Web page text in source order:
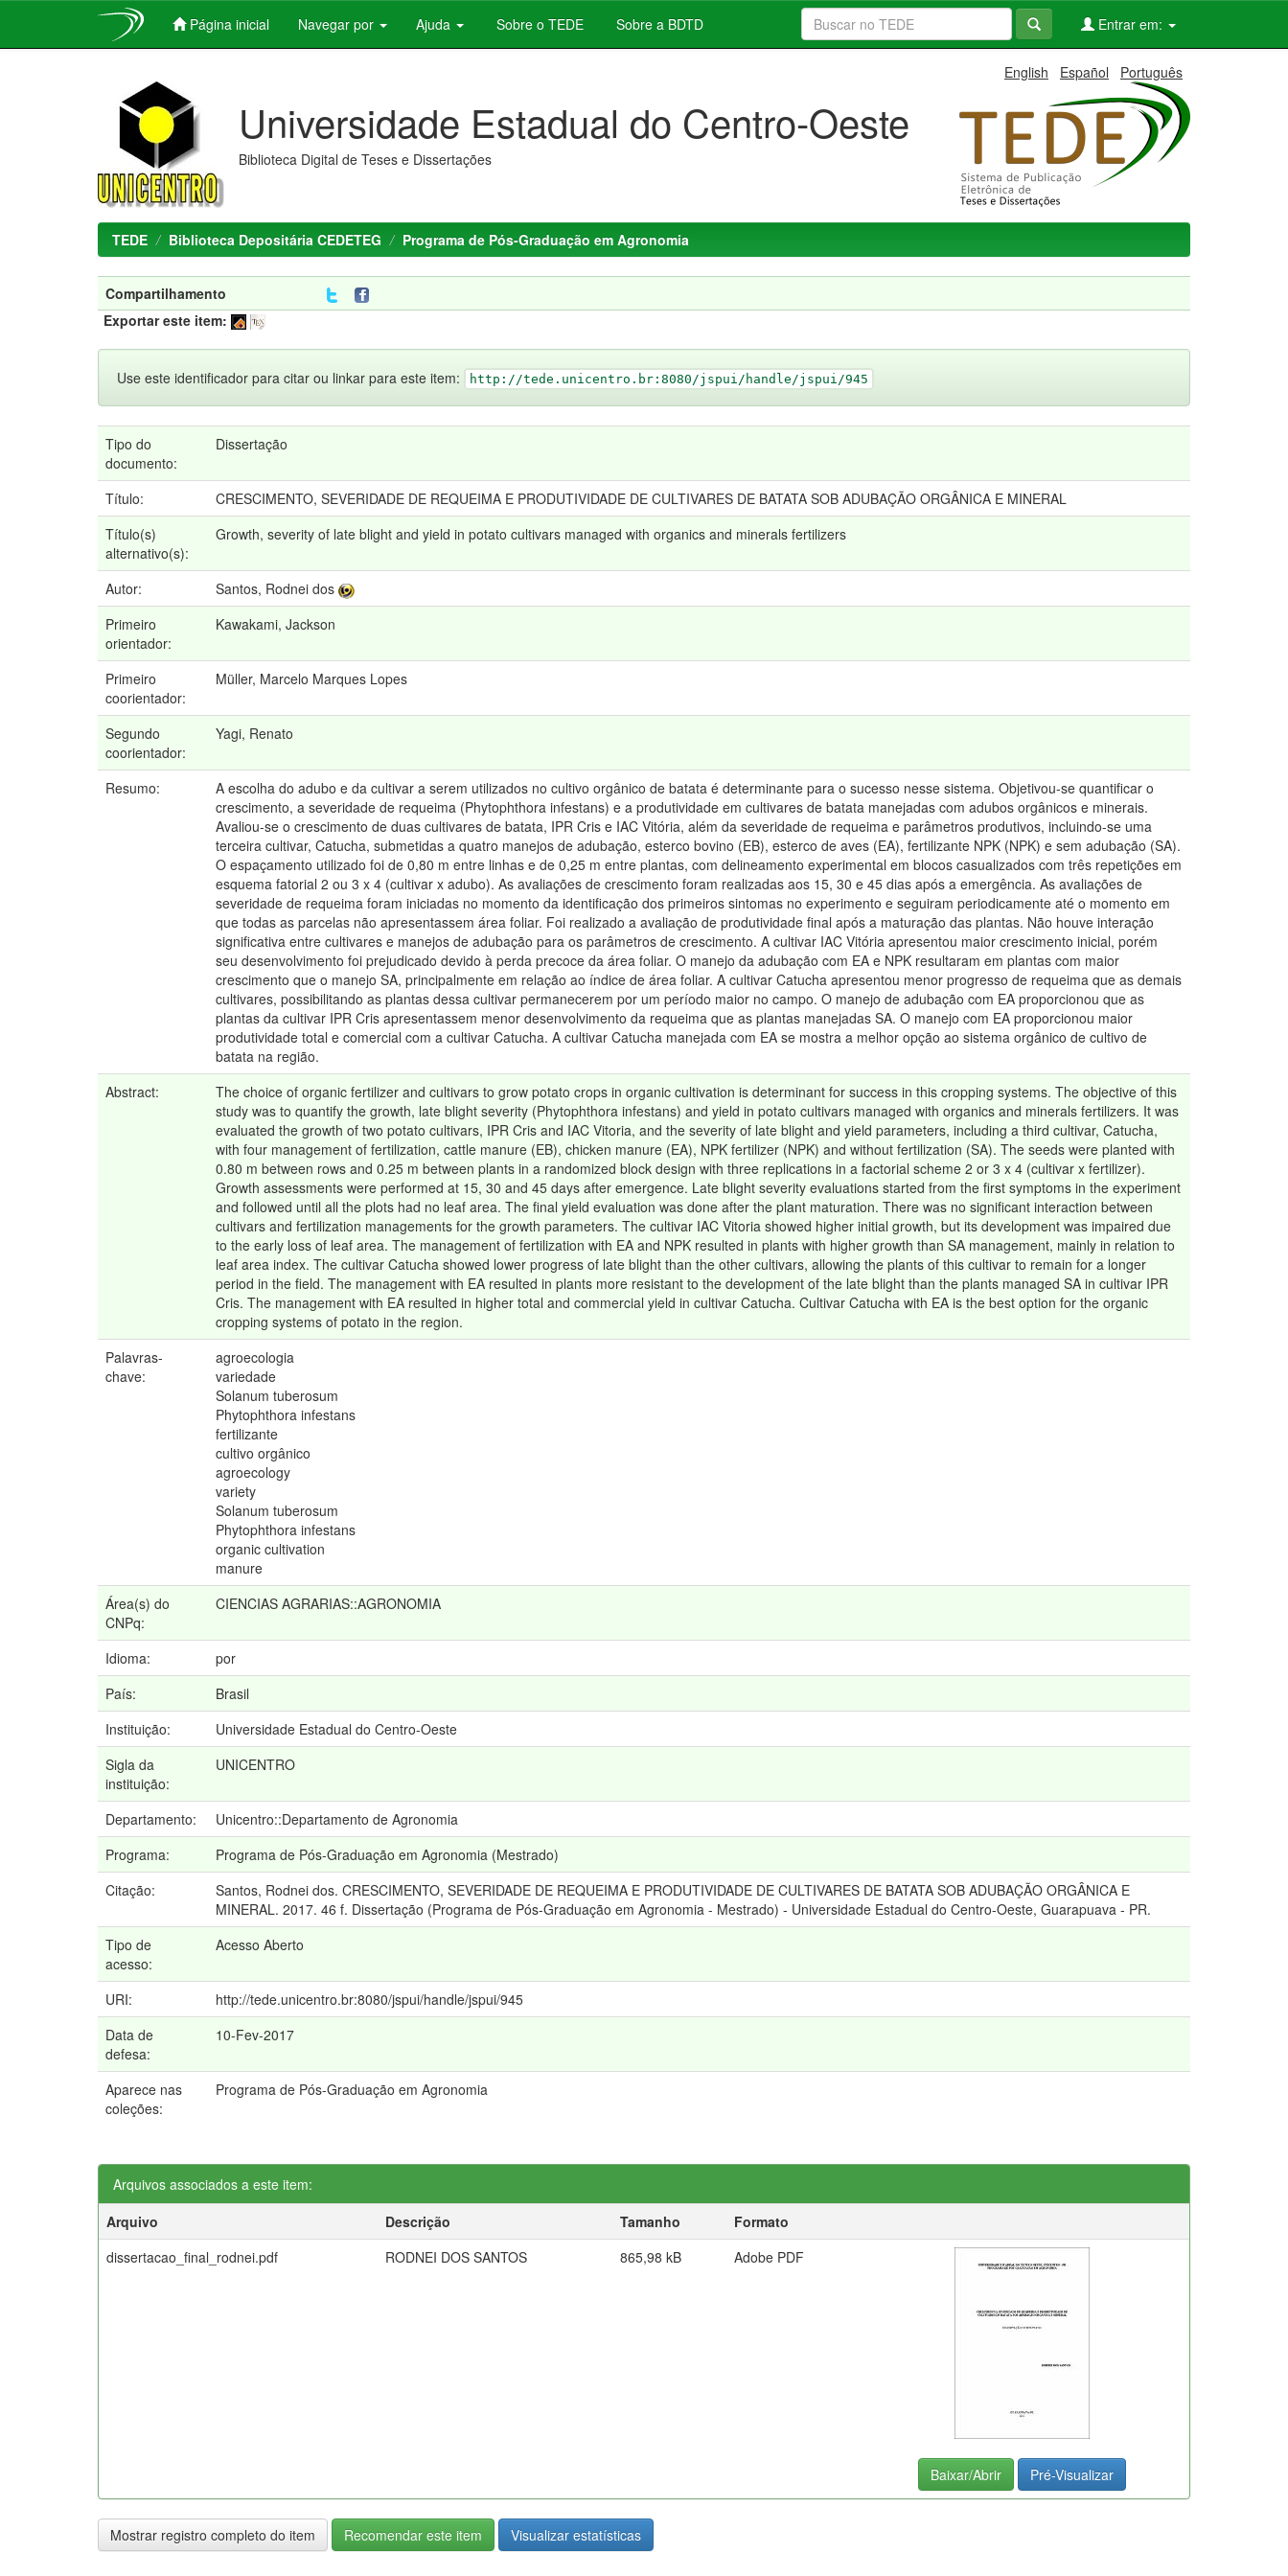
Página inicial Navegar por Ajuda Sobre o TEDE Sobre a BDTD Entrar em:
English Español Português
Universidade Estadual do Centro-Oeste
Biblioteca Digital de Teses e Dissertações
TEDE Biblioteca Depositária CEDETEG Programa de Pós-Graduação em Agronomia
Compartilhamento
Exportar este item:
Use este identificador para citar ou linkar para este item: http://tede.unicentro.br:8080/jspui/handle/jspui/945
Tipo do
documento:
Dissertação
Título:
CRESCIMENTO, SEVERIDADE DE REQUEIMA E PRODUTIVIDADE DE CULTIVARES DE BATATA SOB ADUBAÇÃO ORGÂNICA E MINERAL
Título(s)
alternativo(s):
Growth, severity of late blight and yield in potato cultivars managed with organics and minerals fertilizers
Autor:
Santos, Rodnei dos
Primeiro
orientador:
Kawakami, Jackson
Primeiro
coorientador:
Müller, Marcelo Marques Lopes
Segundo
coorientador:
Yagi, Renato
Resumo:
A escolha do adubo e da cultivar a serem utilizados no cultivo orgânico de batata é determinante para o sucesso nesse sistema. Objetivou-se quantificar o
crescimento, a severidade de requeima (Phytophthora infestans) e a produtividade em cultivares de batata manejadas com adubos orgânicos e minerais.
Avaliou-se o crescimento de duas cultivares de batata, IPR Cris e IAC Vitória, além da severidade de requeima e parâmetros produtivos, incluindo-se uma
terceira cultivar, Catucha, submetidas a quatro manejos de adubação, esterco bovino (EB), esterco de aves (EA), fertilizante NPK (NPK) e sem adubação (SA).
O espaçamento utilizado foi de 0,80 m entre linhas e de 0,25 m entre plantas, com delineamento experimental em blocos casualizados com três repetições em
esquema fatorial 2 ou 3 x 4 (cultivar x adubo). As avaliações de crescimento foram realizadas aos 15, 30 e 45 dias após a emergência. As avaliações de
severidade de requeima foram iniciadas no momento da identificação dos primeiros sintomas no experimento e seguiram periodicamente até o momento em
que todas as parcelas não apresentassem área foliar. Foi realizado a avaliação de produtividade final após a maturação das plantas. Não houve interação
significativa entre cultivares e manejos de adubação para os parâmetros de crescimento. A cultivar IAC Vitória apresentou maior crescimento inicial, porém
seu desenvolvimento foi prejudicado devido à perda precoce da área foliar. O manejo da adubação com EA e NPK resultaram em plantas com maior
crescimento que o manejo SA, principalmente em relação ao índice de área foliar. A cultivar Catucha apresentou menor progresso de requeima que as demais
cultivares, possibilitando as plantas dessa cultivar permanecerem por um período maior no campo. O manejo de adubação com EA proporcionou que as
plantas da cultivar IPR Cris apresentassem menor desenvolvimento da requeima que as plantas manejadas SA. O manejo com EA proporcionou maior
produtividade total e comercial com a cultivar Catucha. A cultivar Catucha manejada com EA se mostra a melhor opção ao sistema orgânico de cultivo de
batata na região.
Abstract:
The choice of organic fertilizer and cultivars to grow potato crops in organic cultivation is determinant for success in this cropping systems. The objective of this
study was to quantify the growth, late blight severity (Phytophthora infestans) and yield in potato cultivars managed with organics and minerals fertilizers. It was
evaluated the growth of two potato cultivars, IPR Cris and IAC Vitoria, and the severity of late blight and yield parameters, including a third cultivar, Catucha,
with four management of fertilization, cattle manure (EB), chicken manure (EA), NPK fertilizer (NPK) and without fertilization (SA). The seeds were planted with
0.80 m between rows and 0.25 m between plants in a randomized block design with three replications in a factorial scheme 2 or 3 x 4 (cultivar x fertilizer).
Growth assessments were performed at 15, 30 and 45 days after emergence. Late blight severity evaluations started from the first symptoms in the experiment
and followed until all the plots had no leaf area. The final yield evaluation was done after the plant maturation. There was no significant interaction between
cultivars and fertilization managements for the growth parameters. The cultivar IAC Vitoria showed higher initial growth, but its development was impaired due
to the early loss of leaf area. The management of fertilization with EA and NPK resulted in plants with higher growth than SA management, mainly in relation to
leaf area index. The cultivar Catucha showed lower progress of late blight than the other cultivars, allowing the plants of this cultivar to remain for a longer
period in the field. The management with EA resulted in plants more resistant to the development of the late blight than the plants managed SA in cultivar IPR
Cris. The management with EA resulted in higher total and commercial yield in cultivar Catucha. Cultivar Catucha with EA is the best option for the organic
cropping systems of potato in the region.
Palavras-
chave:
agroecologia
variedade
Solanum tuberosum
Phytophthora infestans
fertilizante
cultivo orgânico
agroecology
variety
Solanum tuberosum
Phytophthora infestans
organic cultivation
manure
Área(s) do
CNPq:
CIENCIAS AGRARIAS::AGRONOMIA
Idioma:
por
País:
Brasil
Instituição:
Universidade Estadual do Centro-Oeste
Sigla da
instituição:
UNICENTRO
Departamento:
Unicentro::Departamento de Agronomia
Programa:
Programa de Pós-Graduação em Agronomia (Mestrado)
Citação:
Santos, Rodnei dos. CRESCIMENTO, SEVERIDADE DE REQUEIMA E PRODUTIVIDADE DE CULTIVARES DE BATATA SOB ADUBAÇÃO ORGÂNICA E
MINERAL. 2017. 46 f. Dissertação (Programa de Pós-Graduação em Agronomia - Mestrado) - Universidade Estadual do Centro-Oeste, Guarapuava - PR.
Tipo de
acesso:
Acesso Aberto
URI:
http://tede.unicentro.br:8080/jspui/handle/jspui/945
Data de
defesa:
10-Fev-2017
Aparece nas
coleções:
Programa de Pós-Graduação em Agronomia
Arquivos associados a este item:
Arquivo
Descrição Tamanho
Formato
dissertacao_final_rodnei.pdf
RODNEI DOS SANTOS 865,98 kB Adobe PDF
Baixar/Abrir Pré-Visualizar
Mostrar registro completo do item Recomendar este item Visualizar estatísticas